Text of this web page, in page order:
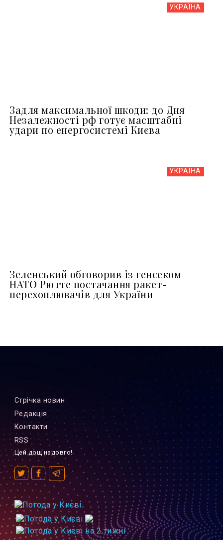
УКРАЇНА
Задля максимальної шкоди: до Дня
Незалежності рф готує масштабні
удари по енергосистемі Києва
УКРАЇНА
Зеленський обговорив із генсеком
НАТО Рютте постачання ракет-
перехоплювачів для України
Стрiчка новин
Редакцiя
Контакти
RSS
Цей дощ надовго!